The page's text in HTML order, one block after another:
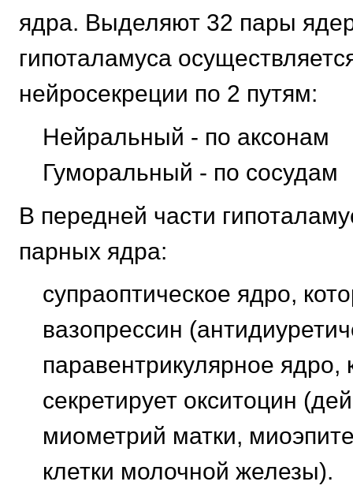
ядра. Выделяют 32 пары
гипоталамуса
нейросекреции по 2 путям:
Нейральный - по аксонам
Гуморальный - по сосудам
В передней части
парных ядра:
супраоптическое ядро,
вазопрессин
паравентрикулярное ядро,
секретирует окситоцин
миометрий матки,
клетки молочной железы).